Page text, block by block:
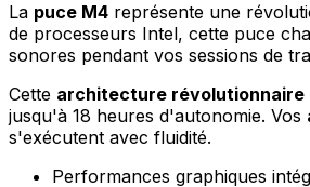
La puce M4 représente une
de processeurs Intel, cette puce
sonores pendant vos sessions de
Cette architecture révolutionnaire
jusqu'à 18 heures d'autonomie. Vos
s'exécutent avec fluidité.
Performances graphiques